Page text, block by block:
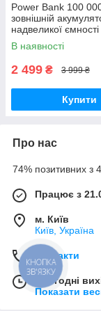
Power Bank 100
зовнішній
надвеликої
телефону, роутера
автономного
В наявності
2 499 ₴ 3 999 ₴
Купити
Про нас
74% позитивних з
Працює з
м. Київ
Київ, Україна
Контакти
Сьогодні
Показати
КНОПКА
ЗВ'ЯЗКУ